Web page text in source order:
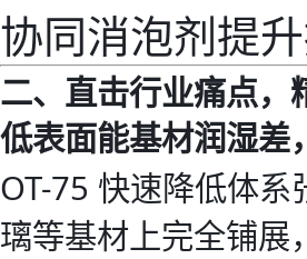
协同消泡剂提
二、直击行业痛点，
低表面能基材润湿差
OT-75 快速降低体
璃等基材上完全铺展